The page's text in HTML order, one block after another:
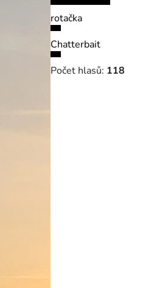
rotačka
Chatterbait
Počet hlasů: 118